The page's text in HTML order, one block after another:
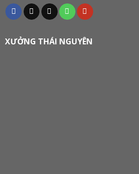
XƯỞNG THÁI NGUYÊN